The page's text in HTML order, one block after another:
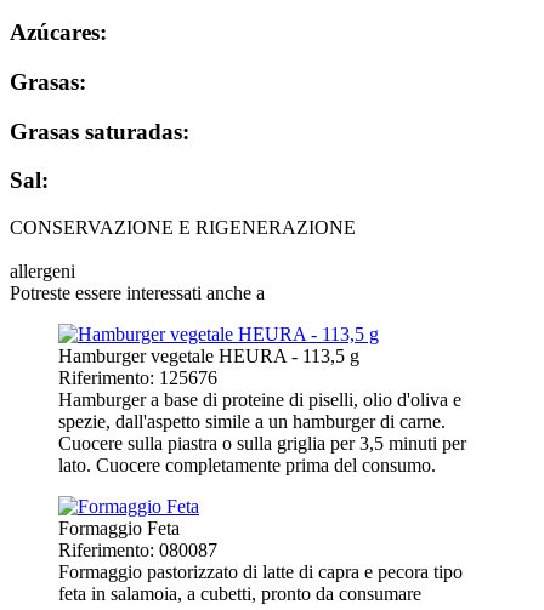
Azúcares:
Grasas:
Grasas saturadas:
Sal:
CONSERVAZIONE E RIGENERAZIONE
allergeni
Potreste essere interessati anche a
Hamburger vegetale HEURA - 113,5 g
Riferimento: 125676
Hamburger a base di proteine di piselli, olio d'oliva e
spezie, dall'aspetto simile a un hamburger di carne.
Cuocere sulla piastra o sulla griglia per 3,5 minuti per
lato. Cuocere completamente prima del consumo.
Formaggio Feta
Riferimento: 080087
Formaggio pastorizzato di latte di capra e pecora tipo
feta in salamoia, a cubetti, pronto da consumare